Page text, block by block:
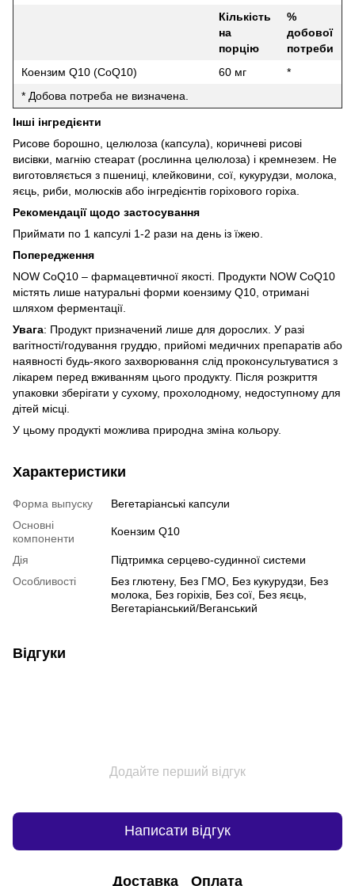
Кількість
на
порцію
%
добової
потреби
Коензим Q10 (CoQ10)
60 мг
*
* Добова потреба не визначена.
Інші інгредієнти
Рисове борошно, целюлоза (капсула), коричневі рисові
висівки, магнію стеарат (рослинна целюлоза) і кремнезем. Не
виготовляється з пшениці, клейковини, сої, кукурудзи, молока,
яєць, риби, молюсків або інгредієнтів горіхового горіха.
Рекомендації щодо застосування
Приймати по 1 капсулі 1-2 рази на день із їжею.
Попередження
NOW CoQ10 – фармацевтичної якості. Продукти NOW CoQ10
містять лише натуральні форми коензиму Q10, отримані
шляхом ферментації.
Увага: Продукт призначений лише для дорослих. У разі
вагітності/годування груддю, прийомі медичних препаратів або
наявності будь-якого захворювання слід проконсультуватися з
лікарем перед вживанням цього продукту. Після розкриття
упаковки зберігати у сухому, прохолодному, недоступному для
дітей місці.
У цьому продукті можлива природна зміна кольору.
Характеристики
Форма выпуску
Вегетаріанські капсули
Основні
компоненти
Коензим Q10
Дія
Підтримка серцево-судинної системи
Особливості
Без глютену, Без ГМО, Без кукурудзи, Без
молока, Без горіхів, Без сої, Без яєць,
Вегетаріанський/Веганський
Відгуки
Додайте перший відгук
Написати відгук
Доставка Оплата